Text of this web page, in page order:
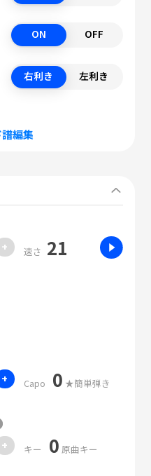
ON OFF
右利き 左利き
編集
+ 速さ 21
+ Capo 0 ★簡単弾き
+ キー 0 原曲キー